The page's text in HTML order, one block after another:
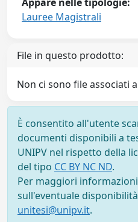
Lauree Magistrali
File in questo prodotto:
Non ci sono file associati
È consentito all'utente
documenti disponibili a
UNIPV nel rispetto della
del tipo CC BY NC ND.
Per maggiori
sull'eventuale
unitesi@unipv.it.